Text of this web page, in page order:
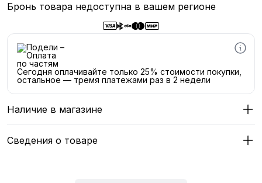
Бронь товара недоступна в вашем регионе
Сегодня оплачивайте только 25% стоимости покупки,
остальное — тремя платежами раз в 2 недели
Наличие в магазине
Сведения о товаре